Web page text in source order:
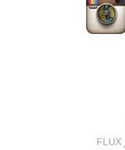
FLUX